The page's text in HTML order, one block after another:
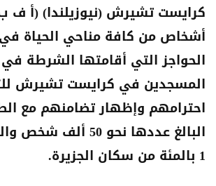
كرايست تشيرش (نيوزيلندا) (أ ف
أشخاص من كافة مناحي الحياة في
الحواجز التي أقامتها الشرطة
المسجدين في كرايست تشيرش
احترامهم وإظهار تضامنهم مع
البالغ عددها نحو 50
1 بالمئة من سكان الجزيرة.